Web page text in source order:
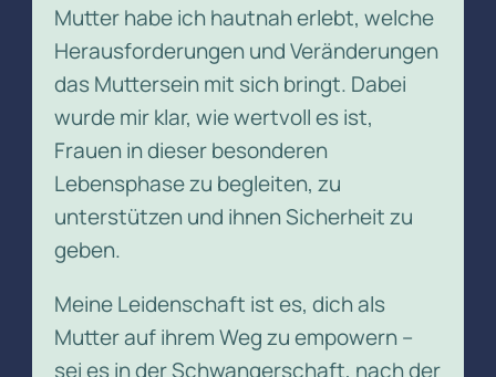
Mutter habe ich hautnah erlebt, welche
Herausforderungen und Veränderungen
das Muttersein mit sich bringt. Dabei
wurde mir klar, wie wertvoll es ist,
Frauen in dieser besonderen
Lebensphase zu begleiten, zu
unterstützen und ihnen Sicherheit zu
geben.
Meine Leidenschaft ist es, dich als
Mutter auf ihrem Weg zu empowern –
sei es in der Schwangerschaft, nach der